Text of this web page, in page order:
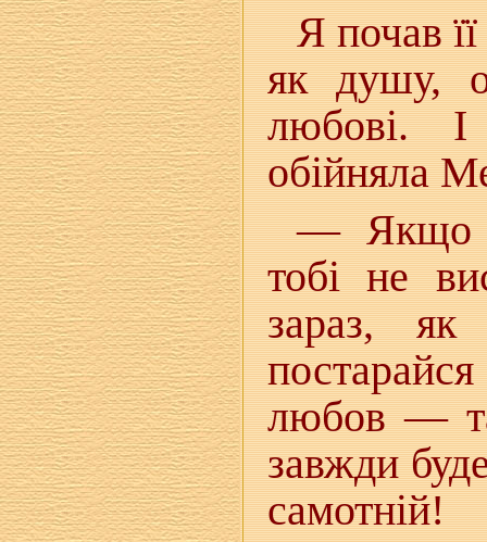
Я почав
як душу,
любові.
обійняла
— Якщо
тобі не
зараз,
любов —
завжди
самотній!